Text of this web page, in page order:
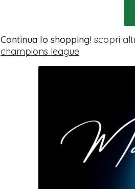
Continua lo shopping!scopri
champions league